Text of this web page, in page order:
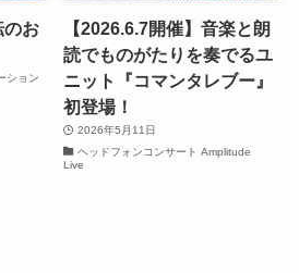
のお
ション
【2026.6.7開催】音楽と朗
読でものがたりを奏でるユ
ニット『コマンタレブー』
初登場！
2026年5月11日
ヘッドフォンコンサート Amplitude
Live